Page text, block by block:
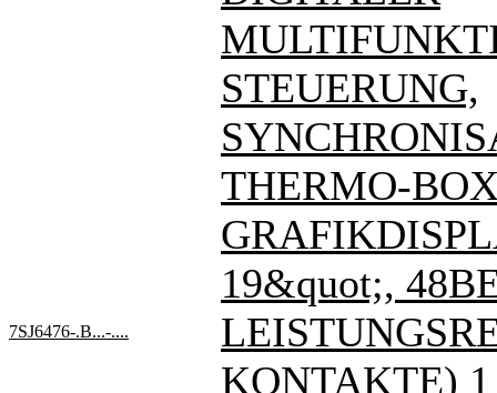
7SJ6476-.B...-....
STEUERUNG,
THERMO-
19&quot;,
KONTAKTE)